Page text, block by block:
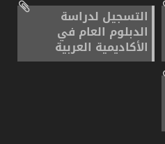
التسجيل لدراسة
الدبلوم العام في
الأكاديمية العربية